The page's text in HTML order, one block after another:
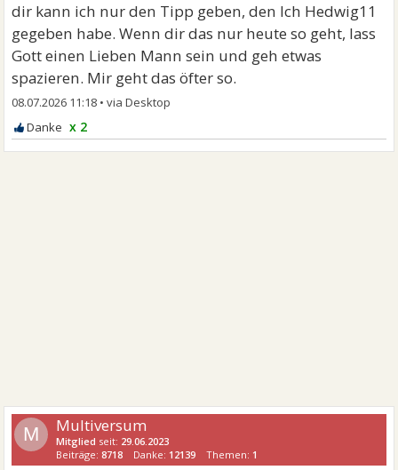
dir kann ich nur den Tipp geben, den Ich Hedwig11
gegeben habe. Wenn dir das nur heute so geht, lass
Gott einen Lieben Mann sein und geh etwas
spazieren. Mir geht das öfter so.
08.07.2026 11:18 •
x 2
M Multiversum
Mitglied seit: 29.06.2023
Beiträge:8718 Danke: 12139 Themen: 1